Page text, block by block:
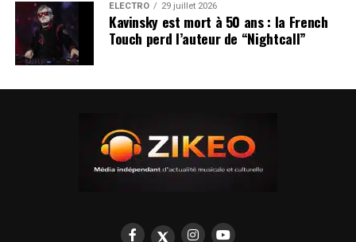
ÉLECTRO 29 juillet 2026
Kavinsky est mort à 50 ans : la French
Touch perd l’auteur de “Nightcall”